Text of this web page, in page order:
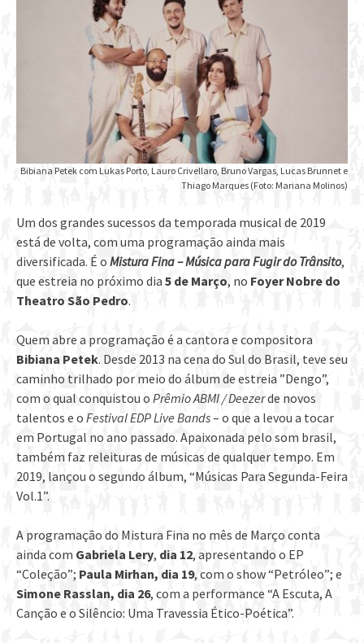
Bibiana Petek com Lukas Porto, Lauro Crivellaro, Bruno Vargas, Lucas Brunnet e
Thiago Marques (Foto: Mariana Molinos)
Um dos grandes sucessos da temporada musical de 2019
está de volta, com uma programação ainda mais
diversificada. É o Mistura Fina – Música para Fugir do Trânsito,
que estreia no próximo dia 5 de Março, no Foyer Nobre do
Theatro São Pedro.
Quem abre a programação é a cantora e compositora
Bibiana Petek. Desde 2013 na cena do Sul do Brasil, teve seu
caminho trilhado por meio do álbum de estreia ”Dengo”,
com o qual conquistou o Prêmio ABMI / Deezerde novos
talentos e o Festival EDP Live Bands– o que a levou a tocar
em Portugal no ano passado. Apaixonada pelo som brasil,
também faz releituras de músicas de qualquer tempo. Em
2019, lançou o segundo álbum, “Músicas Para Segunda-Feira
Vol.1”.
A programação do Mistura Fina no mês de Março conta
ainda com Gabriela Lery, dia 12, apresentando o EP
“Coleção”; Paula Mirhan, dia 19, com o show “Petróleo”; e
Simone Rasslan, dia 26, com a performance “A Escuta, A
Canção e o Silêncio: Uma Travessia Ético-Poética”.